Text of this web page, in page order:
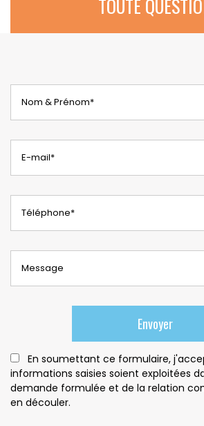
TOUTE
En soumettant ce formulaire,
informations saisies soient exploitées
demande formulée et de la relation
en découler.